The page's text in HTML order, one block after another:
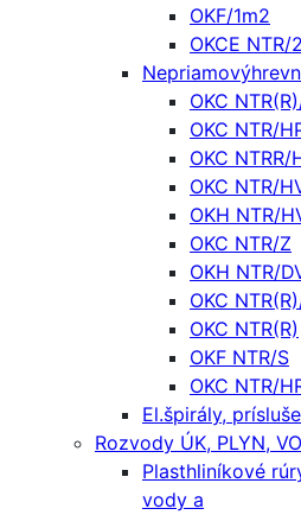
OKF/1m2
OKCE NTR/
OKC
OKC NTR/
OKC NTRR/
OKC NTR/
OKH NTR/
OKC NTR/Z
OKH NTR/
OKC
OKC NTR(R)
OKF NTR/S
OKC NTR/
El.špirály,
Rozvody ÚK, PLYN,
Plasthliníkové
vody a